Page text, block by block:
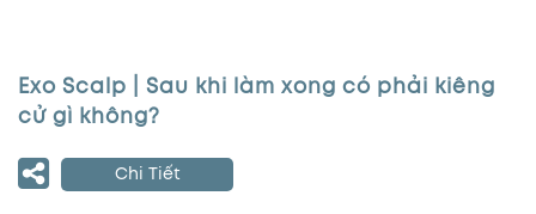
Exo Scalp | Sau khi làm xong có phải kiêng
cử gì không?
Chi Tiết